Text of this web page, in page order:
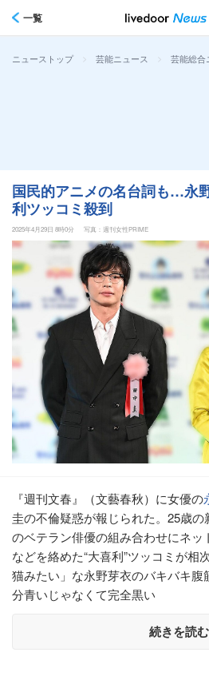
一覧
ニューストップ > 芸能ニュース > 芸能総合
国民的アニメの名台詞も…永
利ツッコミ殺到
2025年4月29日 8時0分 写真：週刊女性PRIME
『週刊文春』（文藝春秋）に女優の
圭の不倫疑惑が報じられた。25歳
のベテラン俳優の組み合わせにネ
などを絡めた“大喜利”ツッコミが相
猫みたい」な永野芽衣のバキバキ
分青いじゃなくて完全黒い
続きを読む